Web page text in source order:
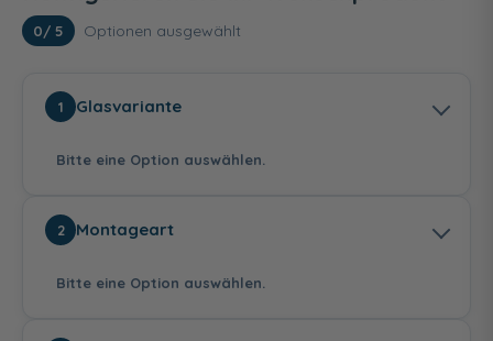
0/ 5 Optionen ausgewählt
1 Glasvariante
Bitte eine Option auswählen.
2 Montageart
Bitte eine Option auswählen.